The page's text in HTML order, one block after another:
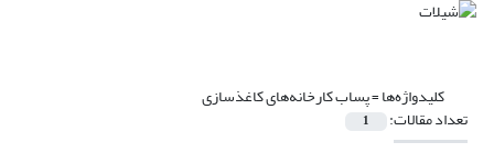
کلیدواژه‌ها =پساب کارخانه‌های کاغذسازی
تعداد مقالات: 1